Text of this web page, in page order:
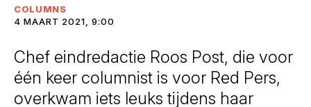
COLUMNS
4 MAART 2021, 9:00
Chef eindredactie Roos Post, die voor
één keer columnist is voor Red Pers,
overkwam iets leuks tijdens haar